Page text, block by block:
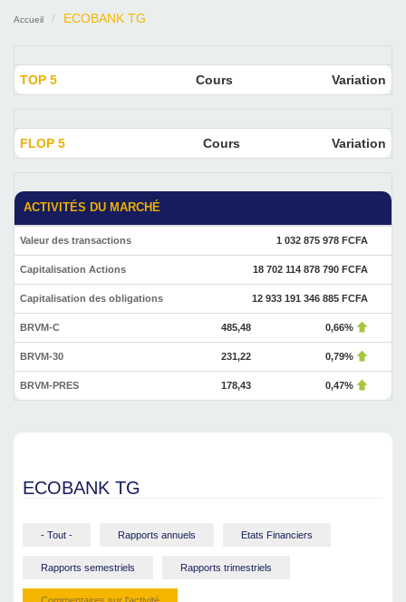
Accueil ECOBANK TG
TOP 5 Cours Variation
FLOP 5 Cours Variation
ACTIVITÉS DU MARCHÉ
Valeur des transactions 1 032 875 978 FCFA
Capitalisation Actions 18 702 114 878 790 FCFA
Capitalisation des obligations 12 933 191 346 885 FCFA
BRVM-C 485,48 0,66%
BRVM-30 231,22 0,79%
BRVM-PRES 178,43 0,47%
ECOBANK TG
- Tout - Rapports annuels Etats Financiers
Rapports semestriels Rapports trimestriels